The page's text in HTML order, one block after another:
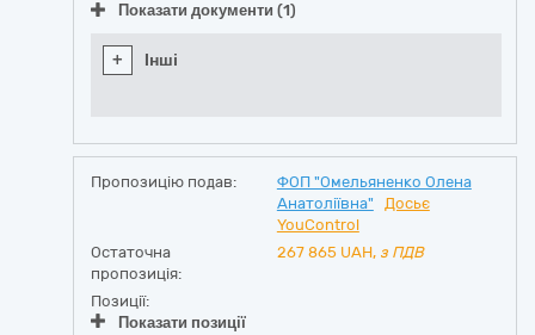
Показати документи (1)
+ Інші
Пропозицію подав:
ФОП "Омельяненко Олена
Анатоліївна"
Досьє
YouControl
Остаточна
пропозиція:
267 865 UAH, з ПДВ
Позиції:
Показати позиції